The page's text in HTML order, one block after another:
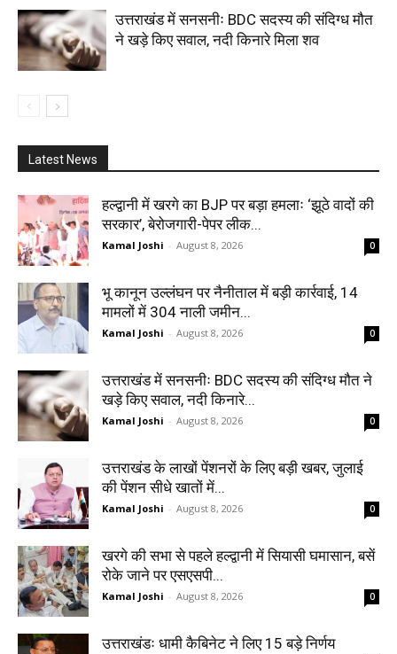
उत्तराखंड में सनसनीः BDC सदस्य की संदिग्ध मौत
ने खड़े किए सवाल, नदी किनारे मिला शव
Latest News
हल्द्वानी में खरगे का BJP पर बड़ा हमलाः ‘झूठे वादों की
सरकार’, बेरोजगारी-पेपर लीक...
Kamal Joshi - August 8, 2026 0
भू कानून उल्लंघन पर नैनीताल में बड़ी कार्रवाई, 14
मामलों में 304 नाली जमीन...
Kamal Joshi - August 8, 2026 0
उत्तराखंड में सनसनीः BDC सदस्य की संदिग्ध मौत ने
खड़े किए सवाल, नदी किनारे...
Kamal Joshi - August 8, 2026 0
उत्तराखंड के लाखों पेंशनरों के लिए बड़ी खबर, जुलाई
की पेंशन सीधे खातों में...
Kamal Joshi - August 8, 2026 0
खरगे की सभा से पहले हल्द्वानी में सियासी घमासान, बसें
रोके जाने पर एसएसपी...
Kamal Joshi - August 8, 2026 0
उत्तराखंडः धामी कैबिनेट ने लिए 15 बड़े निर्णय